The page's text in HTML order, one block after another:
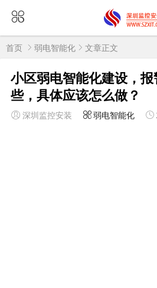
首页 弱电智能化 文章正文
小区弱电智能化建设，
些，具体应该怎么做？
深圳监控安装 弱电智能化